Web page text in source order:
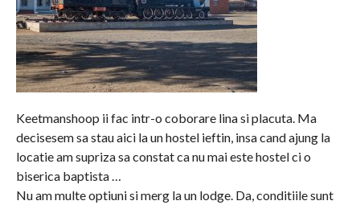
Keetmanshoop ii fac intr-o coborare lina si placuta. Ma
decisesem sa stau aici la un hostel ieftin, insa cand ajung la
locatie am supriza sa constat ca nu mai este hostel ci o
biserica baptista …
Nu am multe optiuni si merg la un lodge. Da, conditiile sunt